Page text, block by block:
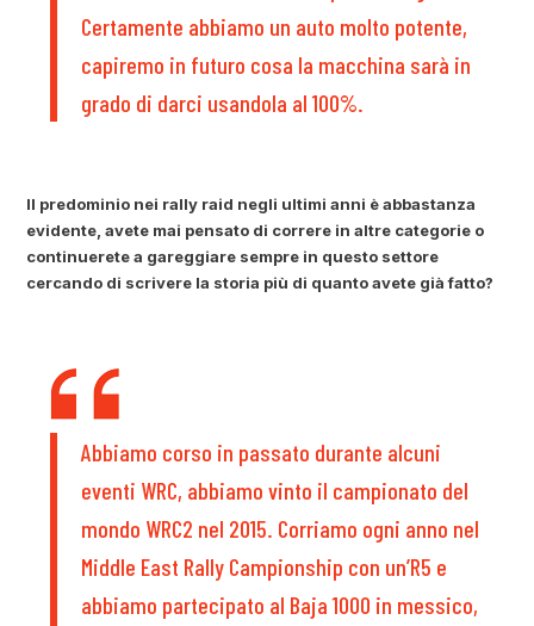
Certamente abbiamo un auto molto potente,
capiremo in futuro cosa la macchina sarà in
grado di darci usandola al 100%.
Il predominio nei rally raid negli ultimi anni è abbastanza
evidente, avete mai pensato di correre in altre categorie o
continuerete a gareggiare sempre in questo settore
cercando di scrivere la storia più di quanto avete già fatto?
Abbiamo corso in passato durante alcuni
eventi WRC, abbiamo vinto il campionato del
mondo WRC2 nel 2015. Corriamo ogni anno nel
Middle East Rally Campionship con un’R5 e
abbiamo partecipato al Baja 1000 in messico,